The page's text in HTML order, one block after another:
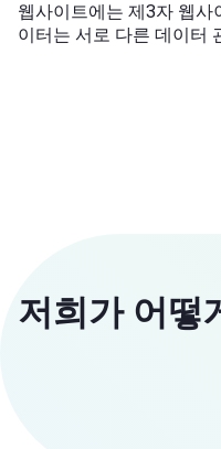
웹사이트에는 제3자 웹
이터는 서로 다른 데이터
저희가 어떻